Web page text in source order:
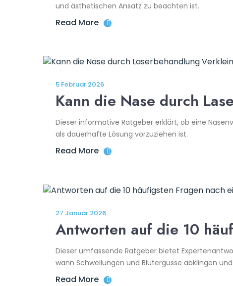
und ästhetischen Ansatz zu beachten ist.
Read More
5 Februar 2026
Kann die Nase durch
Dieser informative Ratgeber erklärt, ob eine
als dauerhafte Lösung vorzuziehen ist.
Read More
27 Januar 2026
Antworten auf die 10
Dieser umfassende Ratgeber bietet
wann Schwellungen und Blutergüsse abklingen
Read More